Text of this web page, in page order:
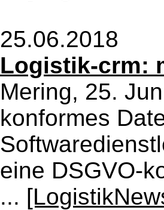
25.06.2018
Logistik-crm:
Mering, 25.
konformes
eine DSGVO-
...